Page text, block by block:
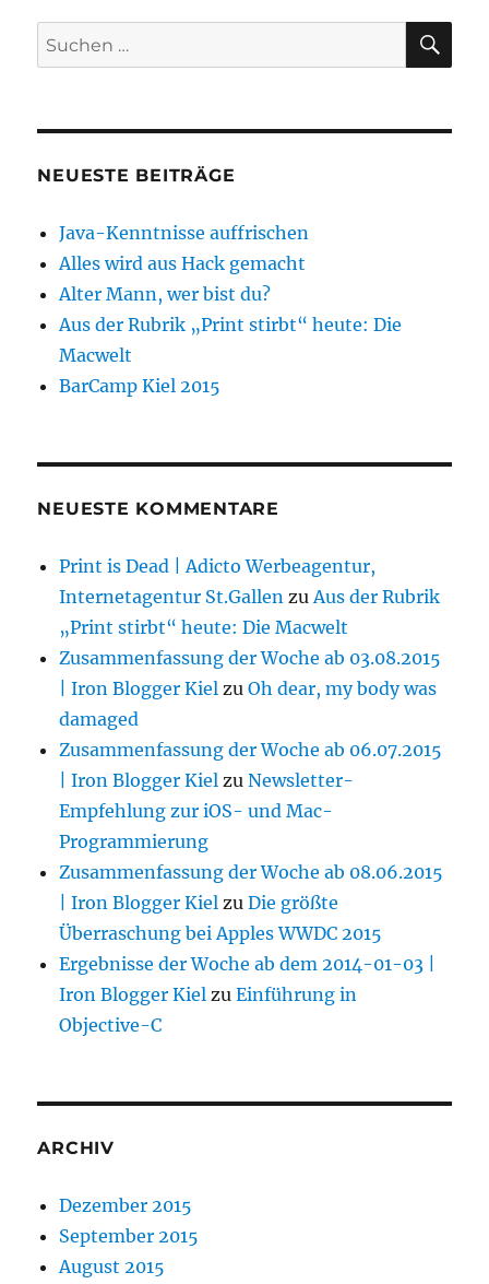
Suche
nach:
NEUESTE BEITRÄGE
Java-Kenntnisse auffrischen
Alles wird aus Hack gemacht
Alter Mann, wer bist du?
Aus der Rubrik „Print stirbt“ heute: Die
Macwelt
BarCamp Kiel 2015
NEUESTE KOMMENTARE
Print is Dead | Adicto Werbeagentur,
Internetagentur St.Gallen zu Aus der Rubrik
„Print stirbt“ heute: Die Macwelt
Zusammenfassung der Woche ab 03.08.2015
| Iron Blogger Kiel zuOh dear, my body was
damaged
Zusammenfassung der Woche ab 06.07.2015
| Iron Blogger Kiel zuNewsletter-
Empfehlung zur iOS- und Mac-
Programmierung
Zusammenfassung der Woche ab 08.06.2015
| Iron Blogger Kiel zuDie größte
Überraschung bei Apples WWDC 2015
Ergebnisse der Woche ab dem 2014-01-03 |
Iron Blogger Kiel zuEinführung in
Objective-C
ARCHIV
Dezember 2015
September 2015
August 2015